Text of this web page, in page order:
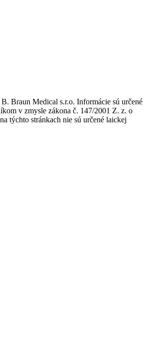
Braun Medical s.r.o. Informácie sú určené
v zmysle zákona č. 147/2001 Z. z. o
týchto stránkach nie sú určené laickej